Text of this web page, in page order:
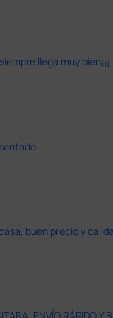
llega muy bien¡¡¡
buen precio y